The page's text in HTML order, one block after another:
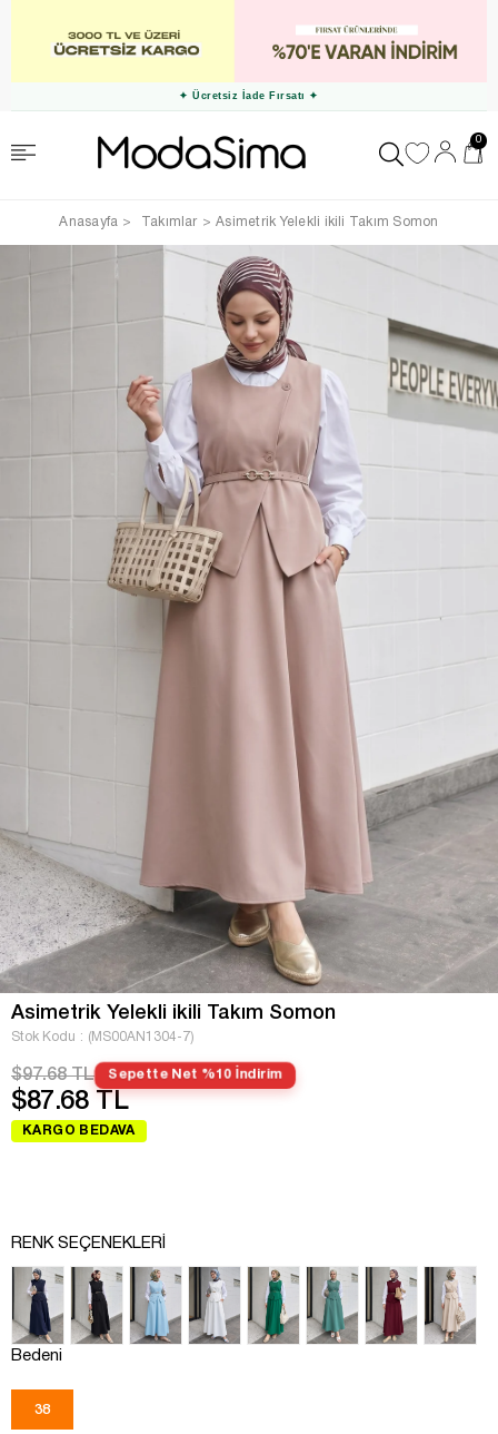
✦ Ücretsiz İade Fırsatı ✦
0
Anasayfa Takımlar Asimetrik Yelekli ikili Takım Somon
Asimetrik Yelekli ikili Takım Somon
Stok Kodu (MS00AN1304-7)
$97.68 TL Sepette Net %10 İndirim
$87.68 TL
KARGO BEDAVA
RENK SEÇENEKLERI
Bedeni
38